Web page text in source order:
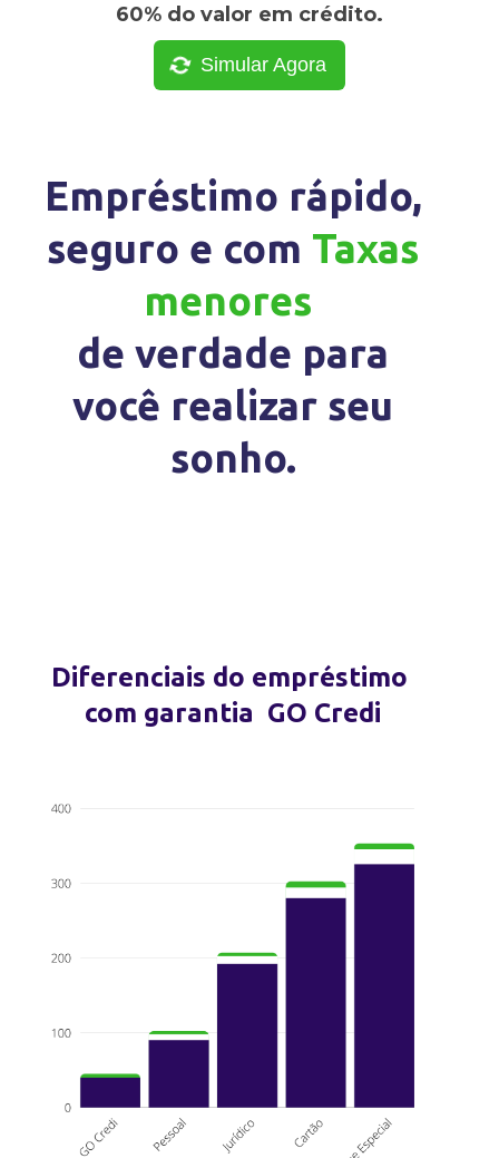
60% do valor em crédito.
Simular Agora
Empréstimo rápido,
seguro e com Taxas
menores
de verdade para
você realizar seu
sonho.
Diferenciais do empréstimo
com garantia GO Credi